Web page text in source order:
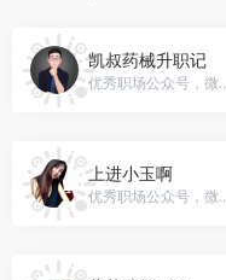
凯叔药械升职记
优秀职场公众号，微信号：kaishucalvinbj
上进小玉啊
优秀职场公众号，微信号：shangjingxiaoyu